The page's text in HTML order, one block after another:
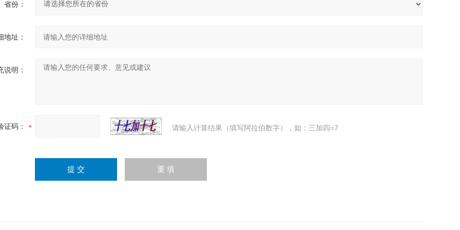
省份：
地址：
说明：
证码： 请输入计算结果（填写阿拉伯数字），如：三加四=7